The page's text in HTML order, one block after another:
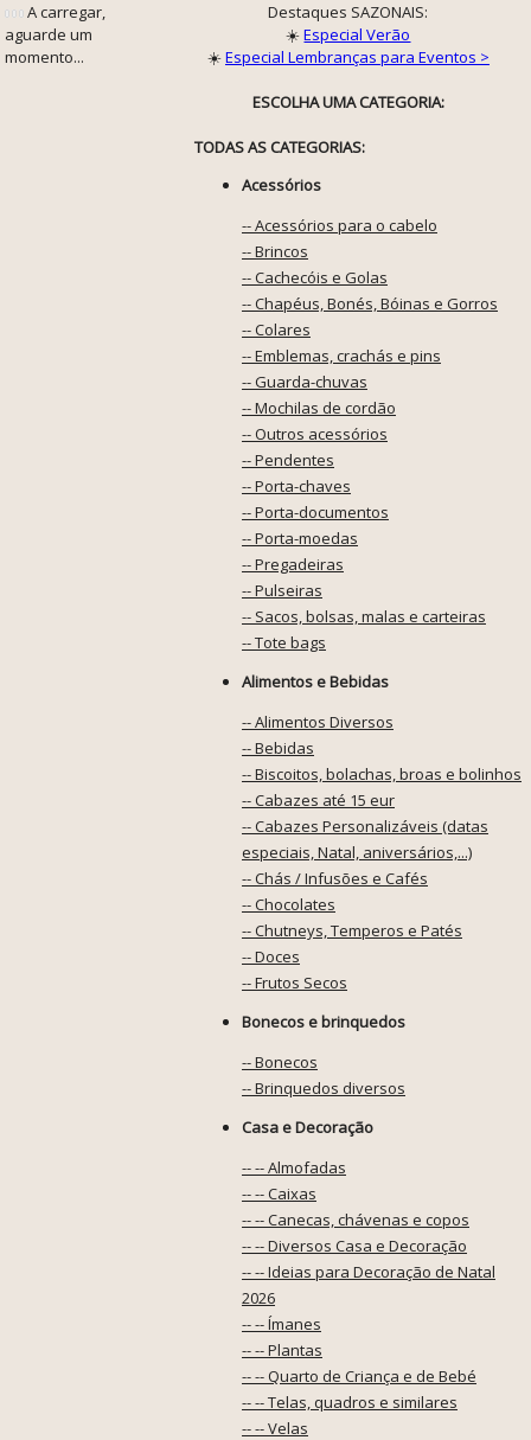
A carregar,
aguarde um
momento...
Destaques SAZONAIS:
☀️Especial Verão
☀️Especial Lembranças para Eventos >
ESCOLHA UMA CATEGORIA:
TODAS AS CATEGORIAS:
Acessórios
-- Acessórios para o cabelo
-- Brincos
-- Cachecóis e Golas
-- Chapéus, Bonés, Bóinas e Gorros
-- Colares
-- Emblemas, crachás e pins
-- Guarda-chuvas
-- Mochilas de cordão
-- Outros acessórios
-- Pendentes
-- Porta-chaves
-- Porta-documentos
-- Porta-moedas
-- Pregadeiras
-- Pulseiras
-- Sacos, bolsas, malas e carteiras
-- Tote bags
Alimentos e Bebidas
-- Alimentos Diversos
-- Bebidas
-- Biscoitos, bolachas, broas e bolinhos
-- Cabazes até 15 eur
-- Cabazes Personalizáveis (datas
especiais, Natal, aniversários,...)
-- Chás / Infusões e Cafés
-- Chocolates
-- Chutneys, Temperos e Patés
-- Doces
-- Frutos Secos
Bonecos e brinquedos
-- Bonecos
-- Brinquedos diversos
Casa e Decoração
-- -- Almofadas
-- -- Caixas
-- -- Canecas, chávenas e copos
-- -- Diversos Casa e Decoração
-- -- Ideias para Decoração de Natal
2026
-- -- Ímanes
-- -- Plantas
-- -- Quarto de Criança e de Bebé
-- -- Telas, quadros e similares
-- -- Velas